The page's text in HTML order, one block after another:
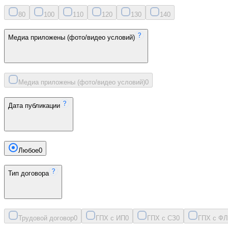
80 100 11 0 120 130 140
Медиа приложены (фото/видео условий)
Медиа приложены (фото/видео условий)0
Дата публикации
Любое0
Тип договора
Трудовой договор0 ГПХ с ИП0 ГПХ с СЗ0 ГПХ с ФЛ